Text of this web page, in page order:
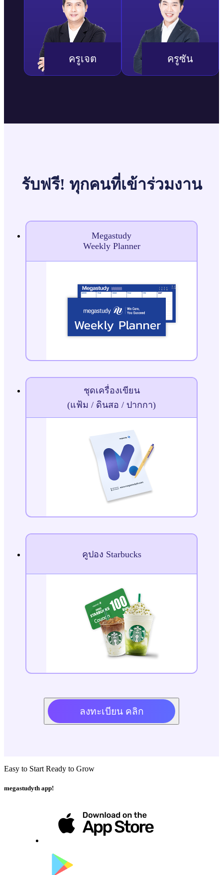
ครูเจต ครูซัน
รับฟรี! ทุกคนที่เข้าร่วมงาน
Megastudy
Weekly Planner
ชุดเครื่องเขียน
(แฟ้ม / ดินสอ / ปากกา)
คูปอง Starbucks
ลงทะเบียน คลิก
Easy to Start Ready to Grow
megastudyth app!